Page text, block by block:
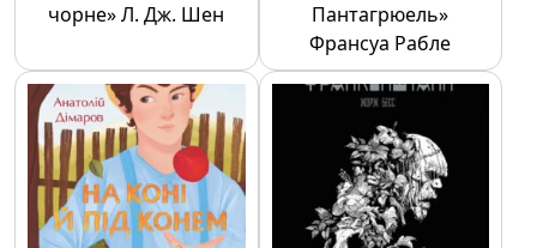
чорне» Л. Дж. Шен
Пантагрюель»
Франсуа Рабле